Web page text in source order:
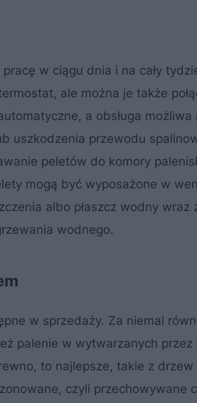
w ciągu dnia i na cały
ale można je także
a obsługa możliwa
uszkodzenia przewodu
peletów do komory
mogą być wyposażone w
albo płaszcz wodny wraz
wodnego.
w sprzedaży. Za niemal
palenie w wytwarzanych przez
to najlepsze, takie z drzew
czyli przechowywane